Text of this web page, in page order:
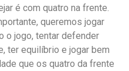
é com quatro na frente.
queremos jogar
o jogo, tentar defender
ter equilíbrio e jogar bem
que os quatro da frente